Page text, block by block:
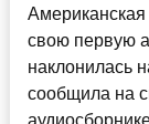
свою первую
наклонилась
сообщила на